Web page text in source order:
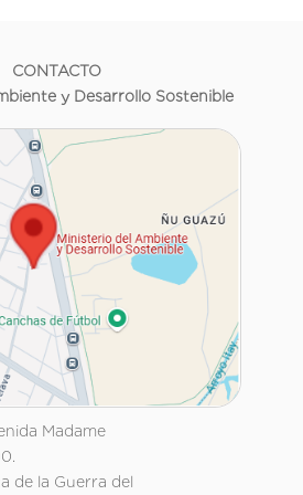
CONTACTO
y Desarrollo Sostenible
Madame
de la Guerra del